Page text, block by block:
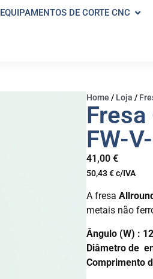
EQUIPAMENTOS DE CORTE CNC
Home/ Loja /
Fresa
FW-
41,00 €
50,43€c/IVA
A fresa
metais não
Ângulo (W) :
Diâmetro de
Comprimento